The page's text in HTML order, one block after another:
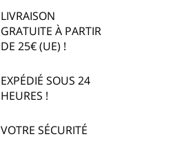
LIVRAISON
GRATUITE À PARTIR
DE 25€ (UE) !
EXPÉDIÉ SOUS 24
HEURES !
VOTRE SÉCURITÉ